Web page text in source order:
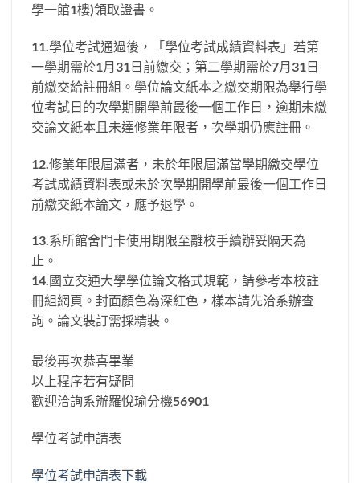
學一館1樓)領取證書。
11.學位考試通過後，「學位考試成績資料表」若第
一學期需於1月31日前繳交；第二學期需於7月31日
前繳交給註冊組。學位論文紙本之繳交期限為舉行學
位考試日的次學期開學前最後一個工作日，逾期未繳
交論文紙本且未達修業年限者，次學期仍應註冊。
12.修業年限屆滿者，未於年限屆滿當學期繳交學位
考試成績資料表或未於次學期開學前最後一個工作日
前繳交紙本論文，應予退學。
13.系所館舍門卡使用期限至離校手續辦妥隔天為
止。
14.國立交通大學學位論文格式規範，請參考本校註
冊組網頁。封面顏色為深紅色，樣本請先洽系辦查
詢。論文裝訂需採精裝。
最後再次恭喜畢業
以上程序若有疑問
歡迎洽詢系辦羅悅瑜分機56901
學位考試申請表
學位考試申請表下載